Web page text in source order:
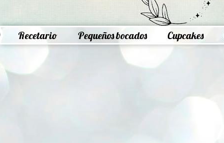
Recetario Pequeños bocados Cupcakes